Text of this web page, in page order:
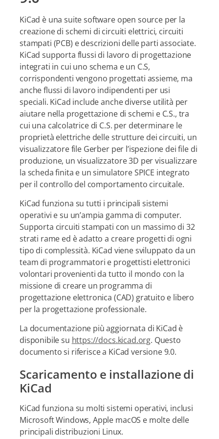
KiCad è una suite software open source per la
creazione di schemi di circuiti elettrici, circuiti
stampati (PCB) e descrizioni delle parti associate.
KiCad supporta flussi di lavoro di progettazione
integrati in cui uno schema e un C.S,
corrispondenti vengono progettati assieme, ma
anche flussi di lavoro indipendenti per usi
speciali. KiCad include anche diverse utilità per
aiutare nella progettazione di schemi e C.S., tra
cui una calcolatrice di C.S. per determinare le
proprietà elettriche delle strutture dei circuiti, un
visualizzatore file Gerber per l’ispezione dei file di
produzione, un visualizzatore 3D per visualizzare
la scheda finita e un simulatore SPICE integrato
per il controllo del comportamento circuitale.
KiCad funziona su tutti i principali sistemi
operativi e su un’ampia gamma di computer.
Supporta circuiti stampati con un massimo di 32
strati rame ed è adatto a creare progetti di ogni
tipo di complessità. KiCad viene sviluppato da un
team di programmatori e progettisti elettronici
volontari provenienti da tutto il mondo con la
missione di creare un programma di
progettazione elettronica (CAD) gratuito e libero
per la progettazione professionale.
La documentazione più aggiornata di KiCad è
disponibile su https://docs.kicad.org. Questo
documento si riferisce a KiCad versione 9.0.
Scaricamento e installazione di
KiCad
KiCad funziona su molti sistemi operativi, inclusi
Microsoft Windows, Apple macOS e molte delle
principali distribuzioni Linux.